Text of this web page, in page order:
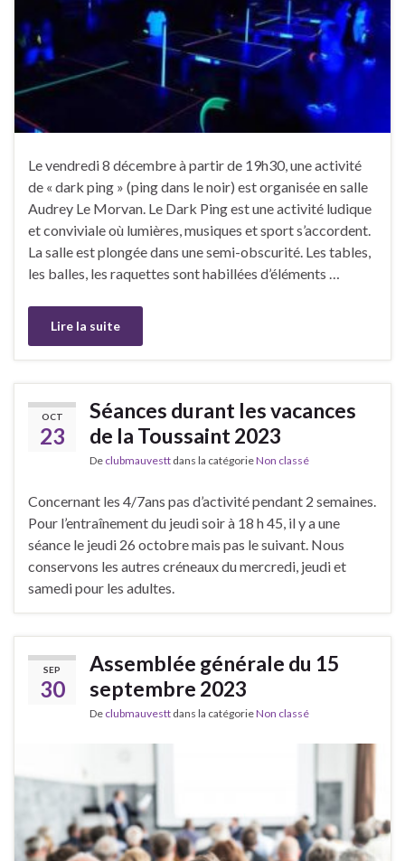
Le vendredi 8 décembre à partir de 19h30, une activité
de « dark ping » (ping dans le noir) est organisée en salle
Audrey Le Morvan. Le Dark Ping est une activité ludique
et conviviale où lumières, musiques et sport s’accordent.
La salle est plongée dans une semi-obscurité. Les tables,
les balles, les raquettes sont habillées d’éléments …
Lire la suite
OCT
23
Séances durant les vacances
de la Toussaint 2023
De clubmauvestt dans la catégorieNon classé
Concernant les 4/7ans pas d’activité pendant 2 semaines.
Pour l’entraînement du jeudi soir à 18 h 45, il y a une
séance le jeudi 26 octobre mais pas le suivant. Nous
conservons les autres créneaux du mercredi, jeudi et
samedi pour les adultes.
SEP
30
Assemblée générale du 15
septembre 2023
De clubmauvestt dans la catégorieNon classé